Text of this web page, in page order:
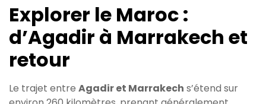
Explorer le Maroc :
d’Agadir à Marrakech et
retour
Le trajet entre Agadir et Marrakech s’étend sur